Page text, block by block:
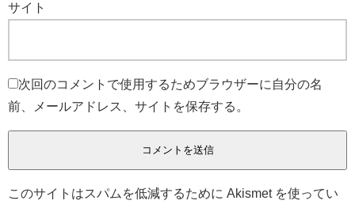
サイト
次回のコメントで使用するためブラウザーに自分の名
前、メールアドレス、サイトを保存する。
このサイトはスパムを低減するために Akismet を使ってい